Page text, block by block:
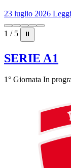
23 luglio 2026
1 / 5 ⏸
SERIE A1
1° Giornata In